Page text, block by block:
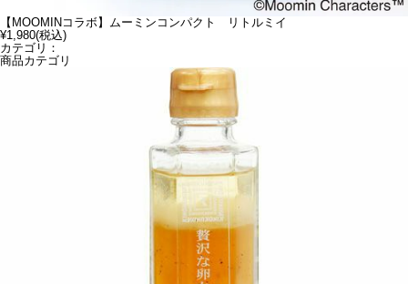
【MOOMINコラボ】ムーミンコンパクト リトルミイ
¥1,980(税込)
カテゴリ：
商品カテゴリ